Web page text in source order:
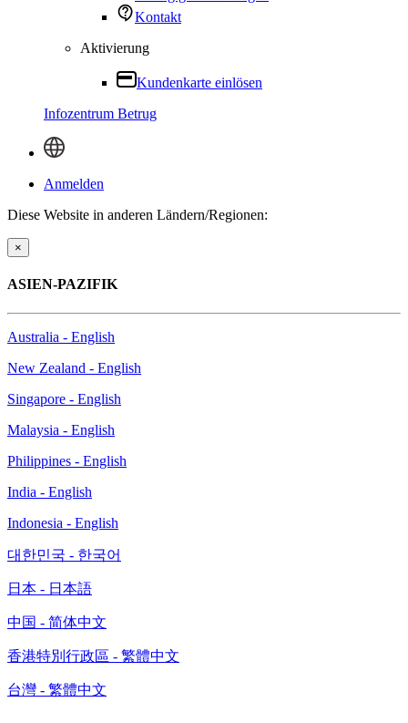
Kontakt
Aktivierung
Kundenkarte einlösen
Infozentrum Betrug
Anmelden
Diese Website in anderen Ländern/Regionen:
×
ASIEN-PAZIFIK
Australia - English
New Zealand - English
Singapore - English
Malaysia - English
Philippines - English
India - English
Indonesia - English
대한민국 - 한국어
日本 - 日本語
中国 - 简体中文
香港特別行政區 - 繁體中文
台灣 - 繁體中文